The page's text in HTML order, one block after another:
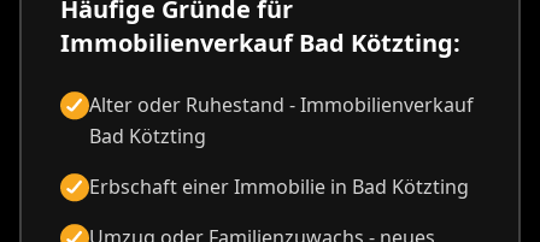
Häufige Gründe für
Immobilienverkauf Bad Kötzting:
Alter oder Ruhestand - Immobilienverkauf
Bad Kötzting
Erbschaft einer Immobilie in Bad Kötzting